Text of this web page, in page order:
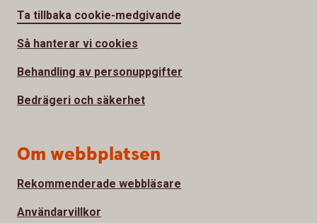
Ta tillbaka cookie-medgivande
Så hanterar vi cookies
Behandling av personuppgifter
Bedrägeri och säkerhet
Om webbplatsen
Rekommenderade webbläsare
Användarvillkor